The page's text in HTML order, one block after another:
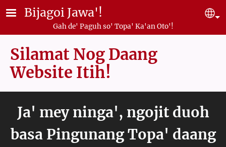
Skip to main content
Bijagoi Jawa'!
Gah de' Paguh so' Topa' Ka'an Oto'!
Silamat Nog Daang
Website Itih!
Ja' mey ninga', ngojit duoh
basa Pingunang Topa' daang